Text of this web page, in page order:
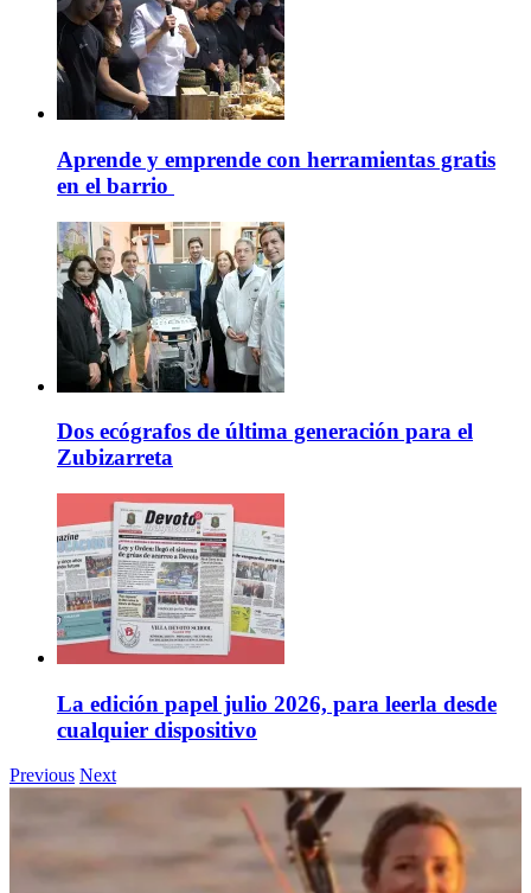
Aprende y emprende con herramientas gratis
en el barrio
Dos ecógrafos de última generación para el
Zubizarreta
La edición papel julio 2026, para leerla desde
cualquier dispositivo
Previous Next